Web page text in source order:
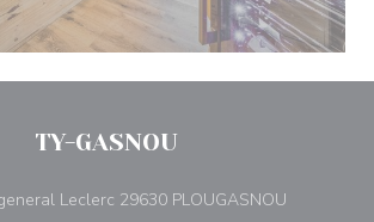
TY-GASNOU
Leclerc 29630 PLOUGASNOU